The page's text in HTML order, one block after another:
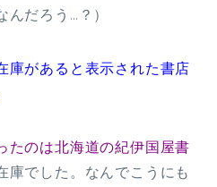
だろう…？）
庫があると表示された書店
たのは北海道の紀伊国屋書
庫でした。なんでこうにも